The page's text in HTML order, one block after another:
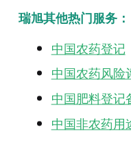
瑞旭其他热门服务：
中国农药登记
中国农药风险
中国肥料登记
中国非农药用